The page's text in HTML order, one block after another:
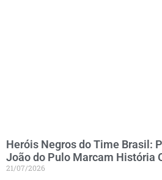
Heróis Negros do Time Brasil:
João do Pulo Marcam História
21/07/2026